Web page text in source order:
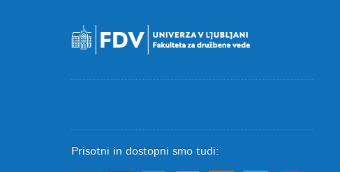
Prisotni in dostopni smo tudi: